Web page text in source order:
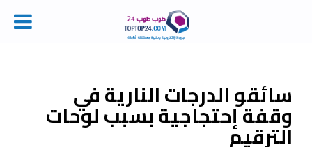
سائقو الدرجات النارية في
وقفة إحتجاجية بسبب لوحات
الترقيم